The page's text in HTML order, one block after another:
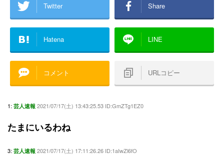
Twitter Share
Hatena LINE
コメント URLコピー
1: 芸人速報 2021/07/17(土) 13:43:25.53 ID:GmZTg1EZ0
たまにいるわね
3: 芸人速報 2021/07/17(土) 17:11:26.26 ID:1aIwZl6fO